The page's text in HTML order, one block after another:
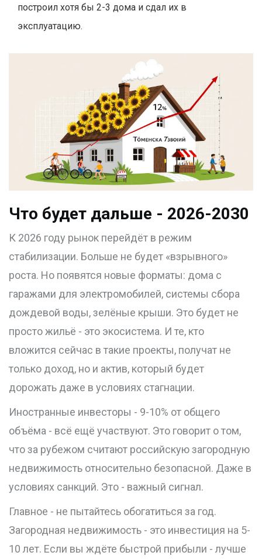
построил хотя бы 2-3 дома и сдал их в
эксплуатацию.
Что будет дальше - 2026-2030
К 2026 году рынок перейдёт в режим
стабилизации. Больше не будет «взрывного»
роста. Но появятся новые форматы: дома с
гаражами для электромобилей, системы сбора
дождевой воды, зелёные крыши. Это будет не
просто жильё - это экосистема. И те, кто
вложится сейчас в такие проекты, получат не
только доход, но и актив, который будет
дорожать даже в условиях стагнации.
Иностранные инвесторы - 9-10% от общего
объёма - всё ещё участвуют. Это говорит о том,
что за рубежом считают российскую загородную
недвижимость относительно безопасной. Даже в
условиях санкций. Это - важный сигнал.
Главное - не пытайтесь обогатиться за год.
Загородная недвижимость - это инвестиция на 5-
10 лет. Если вы ждёте быстрой прибыли - лучше